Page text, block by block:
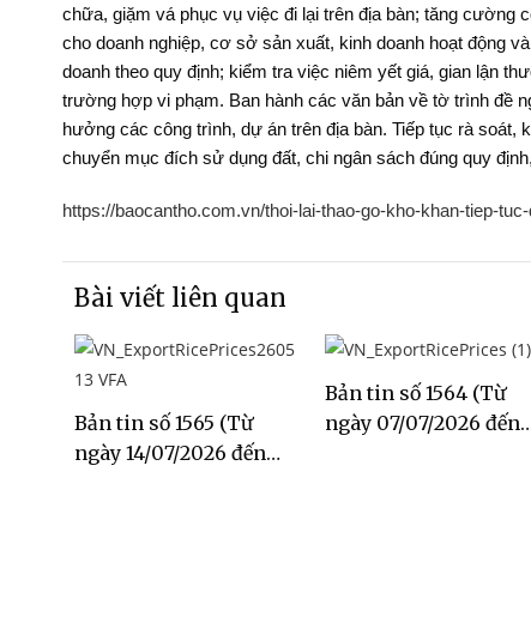
chữa, giặm vá phục vụ việc đi lại trên địa bàn; tăng cường
cho doanh nghiệp, cơ sở sản xuất, kinh doanh hoạt động
doanh theo quy định; kiểm tra việc niêm yết giá, gian lận
trường hợp vi phạm. Ban hành các văn bản về tờ trình đề
hưởng các công trình, dự án trên địa bàn. Tiếp tục rà soát,
chuyển mục đích sử dụng đất, chi ngân sách đúng quy
https://baocantho.com.vn/thoi-lai-thao-go-kho-khan-tiep-
Bài viết liên quan
Bản tin số 1565 (Từ
ngày 14/07/2026 đến
Bản tin số 1564 (Từ
ngày 07/07/2026 đến